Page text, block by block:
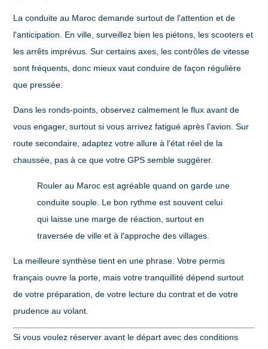
La conduite au Maroc demande surtout de l'attention et de
l'anticipation. En ville, surveillez bien les piétons, les scooters et
les arrêts imprévus. Sur certains axes, les contrôles de vitesse
sont fréquents, donc mieux vaut conduire de façon régulière
que pressée.
Dans les ronds-points, observez calmement le flux avant de
vous engager, surtout si vous arrivez fatigué après l'avion. Sur
route secondaire, adaptez votre allure à l'état réel de la
chaussée, pas à ce que votre GPS semble suggérer.
Rouler au Maroc est agréable quand on garde une
conduite souple. Le bon rythme est souvent celui
qui laisse une marge de réaction, surtout en
traversée de ville et à l'approche des villages.
La meilleure synthèse tient en une phrase. Votre permis
français ouvre la porte, mais votre tranquillité dépend surtout
de votre préparation, de votre lecture du contrat et de votre
prudence au volant.
Si vous voulez réserver avant le départ avec des conditions